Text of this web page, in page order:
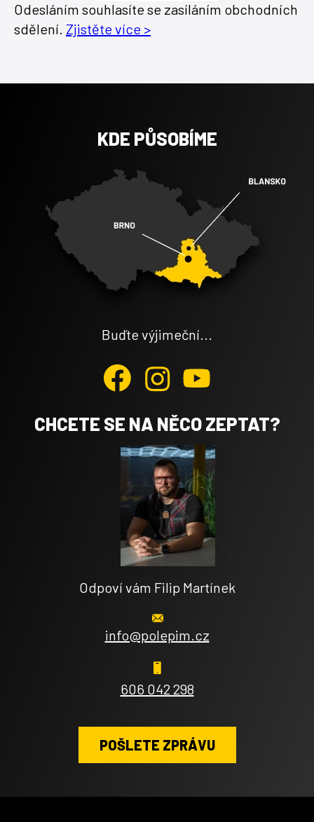
Odesláním souhlasíte se zasíláním obchodních
sdělení. Zjistěte více >
KDE PŮSOBÍME
Buďte výjimeční...
CHCETE SE NA NĚCO ZEPTAT?
Odpoví vám Filip Martínek
info@polepim.cz
606 042 298
POŠLETE ZPRÁVU